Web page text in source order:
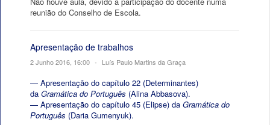
reunião do Conselho de Escola.
Apresentação de trabalhos
2 Junho 2016, 16:00 • Luís Paulo Martins da Graça
— Apresentação do capítulo 22 (Determinantes)
da Gramática do Português (Alina Abbasova).
— Apresentação do capítulo 45 (Elipse) da Gramática do
Português (Daria Gumenyuk).